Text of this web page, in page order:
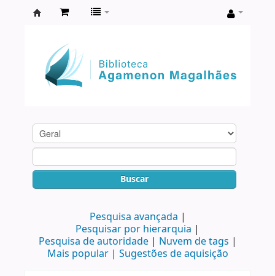
Agamenon
Magalhães
Buscar
Pesquisa avançada
Pesquisar por hierarquia
Pesquisa de autoridade
Nuvem de tags
Mais popular
Sugestões de aquisição